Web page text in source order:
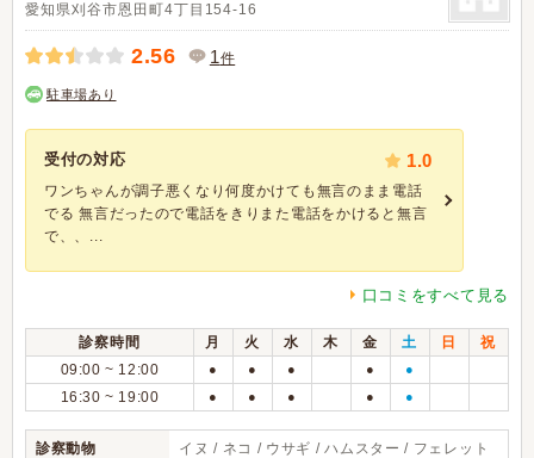
愛知県刈谷市恩田町4丁目154-16
2.56 1件
駐車場あり
受付の対応 1.0
ワンちゃんが調子悪くなり何度かけても無言のまま電話
でる 無言だったので電話をきりまた電話をかけると無言
で、、...
口コミをすべて見る
診察時間 月 火 水 木 金 土 日
祝
09:00 ~ 12:00
● ● ● ● ●
16:30 ~ 19:00 ● ● ● ● ●
診察動物 イヌ / ネコ / ウサギ / ハムスター / フェレット